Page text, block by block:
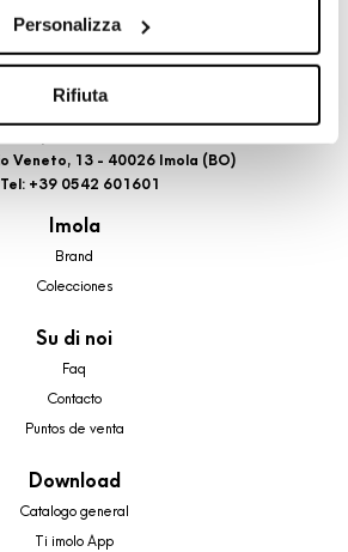
selezionando uno dei bottoni sotto
maggiori dettagli visionando
cookie. La chiusura del presente
permanere dei soli cookie tecnici ed
non occorre il tuo consenso. Potrai
le tue scelte in qualsiasi momento,
Personalizza
Rifiuta
Veneto, 13 - 40026 Imola (BO)
Tel: +39 0542 601601
Imola
Brand
Colecciones
Su di noi
Faq
Contacto
Puntos de venta
Download
Catalogo general
Ti imolo App